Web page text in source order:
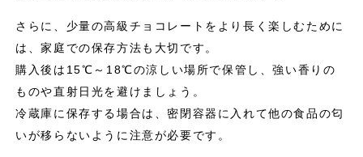
さらに、少量の高級チョコレートをより長く楽しむために
は、家庭での保存方法も大切です。
購入後は15℃～18℃の涼しい場所で保管し、強い香りの
ものや直射日光を避けましょう。
冷蔵庫に保存する場合は、密閉容器に入れて他の食品の匂
いが移らないように注意が必要です。